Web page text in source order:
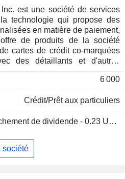
est une société de services
technologie qui propose des
en matière de paiement,
de produits de la société
cartes de crédit co-marquées
des détaillants et d'autres
cartes de crédit polyvalentes
Ses solutions de paiement
Ses cartes de crédit de
les consommateurs pour l'achat
de ce partenaire. Bread Pay
6 000
Crédit/Prêt aux particuliers
de dividende - 0.23 USD
société